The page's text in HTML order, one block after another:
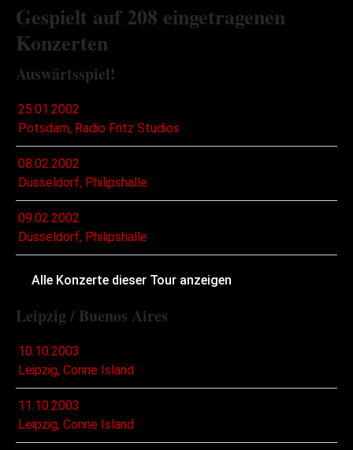
Gespielt auf 208 eingetragenen
Konzerten
Auswärtsspiel!
25.01.2002
Potsdam, Radio Fritz Studios
08.02.2002
Düsseldorf, Philipshalle
09.02.2002
Düsseldorf, Philipshalle
Alle Konzerte dieser Tour anzeigen
Leipzig / Buenos Aires
10.10.2003
Leipzig, Conne Island
11.10.2003
Leipzig, Conne Island